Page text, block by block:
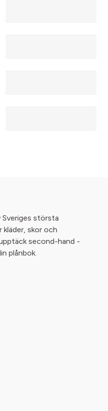
Sveriges största
kläder, skor och
second-hand -
plånbok.